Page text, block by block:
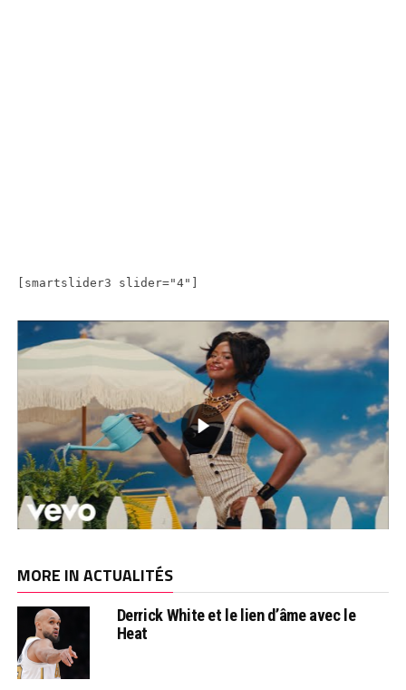
[smartslider3 slider="4"]
MORE IN ACTUALITÉS
Derrick White et le lien d’âme avec le
Heat